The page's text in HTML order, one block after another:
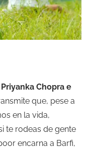
Priyanka Chopra e
que, pese a
en la vida,
te rodeas de gente
encarna a Barfi,